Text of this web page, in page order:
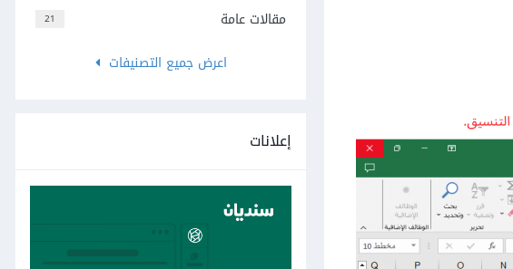
21
مقالات عامة
اعرض جميع التصنيفات
إعلانات